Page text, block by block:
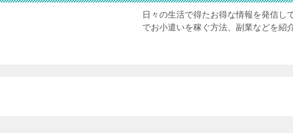
日々の生活で得たお得な情報を発信し
でお小遣いを稼ぐ方法、副業などを紹